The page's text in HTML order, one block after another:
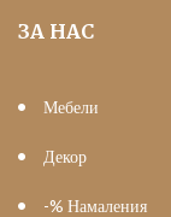
ЗА НАС
Мебели
Декор
-% Намаления